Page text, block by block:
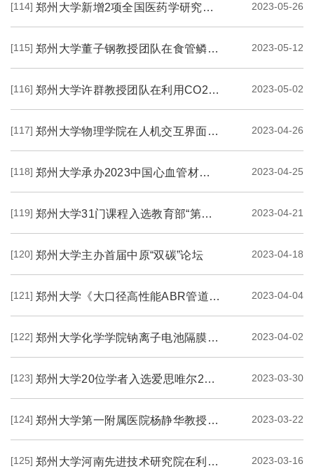
[114] 郑州大学新增2项全国医药学研究生课程建设与教学研究课题 2023-05-26
[115] 郑州大学董子钢教授团队在食管鳞癌发生发展的分子机制研究方面取得进展 2023-05-12
[116] 郑州大学许群教授团队在利用CO2制备室温二维铁磁性材料取得新突破 2023-05-02
[117] 郑州大学物理学院在人机交互界面领域取得新进展 2023-04-26
[118] 郑州大学承办2023中国心血管材料暨介入医学工程学术年会 2023-04-25
[119] 郑州大学31门课程入选教育部“第二批国家级一流本科课程” 2023-04-21
[120] 郑州大学主办首届中原“双碳”论坛 2023-04-18
[121] 郑州大学《大口径高性能ABR管道研发与工程安全保障技术》项目通过科技成果评价 2023-04-04
[122] 郑州大学化学学院钠离子电池隔膜设计研究方面取得积极进展 2023-04-02
[123] 郑州大学20位学者入选爱思唯尔2022 “中国高被引学者” 榜单 2023-03-30
[124] 郑州大学第一附属医院杨静华教授团队在Science上发表长篇研究论文 2023-03-22
[125] 郑州大学河南先进技术研究院在利用二氧化碳制备二维非晶材料领域取得新进展 2023-03-16